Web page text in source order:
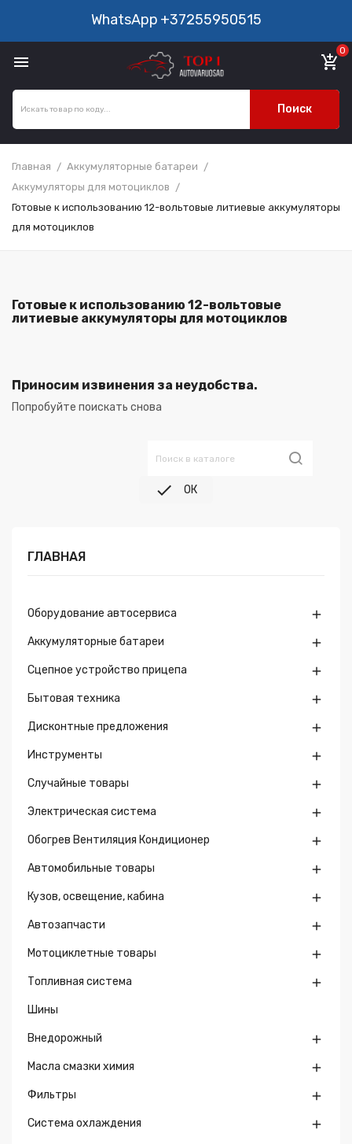
WhatsApp +37255950515
 add_shopping_cart
0
Поиск
Главная
Аккумуляторные батареи
Аккумуляторы для мотоциклов
Готовые к использованию 12-вольтовые литиевые аккумуляторы
для мотоциклов
Готовые к использованию 12-вольтовые
литиевые аккумуляторы для мотоциклов
Приносим извинения за неудобства.
Попробуйте поискать снова
 ОК
ГЛАВНАЯ
Оборудование автосервиса 
Аккумуляторные батареи 
Сцепное устройство прицепа 
Бытовая техника 
Дисконтные предложения 
Инструменты 
Случайные товары 
Электрическая система 
Обогрев Вентиляция Кондиционер 
Автомобильные товары 
Кузов, освещение, кабина 
Автозапчасти 
Мотоциклетные товары 
Топливная система 
Шины
Внедорожный 
Масла смазки химия 
Фильтры 
Система охлаждения 